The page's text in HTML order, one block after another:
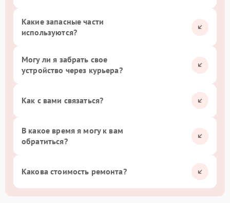
Какие запасные части
используются?
Могу ли я забрать свое
устройство через курьера?
Как с вами связаться?
В какое время я могу к вам
обратиться?
Какова стоимость ремонта?